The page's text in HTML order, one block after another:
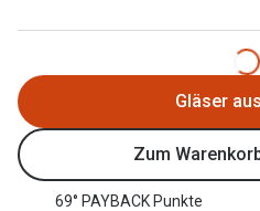
Ray-Ban Meta
Oakley Meta
Brillentrends 2026
Gläser
Zum
69° PAYBACK Punkte